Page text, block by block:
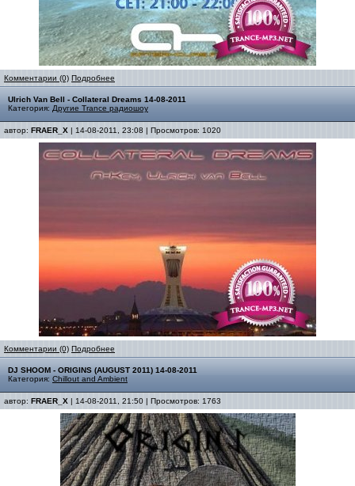
Комментарии (0) Подробнее
Ulrich Van Bell - Collateral Dreams 14-08-2011
Категория: Другие Trance радиошоу
автор: FRAER_X | 14-08-2011, 23:08 | Просмотров: 1020
Комментарии (0) Подробнее
DJ SHOOM - ORIGINS (AUGUST 2011) 14-08-2011
Категория: Chillout and Ambient
автор: FRAER_X | 14-08-2011, 21:50 | Просмотров: 1763